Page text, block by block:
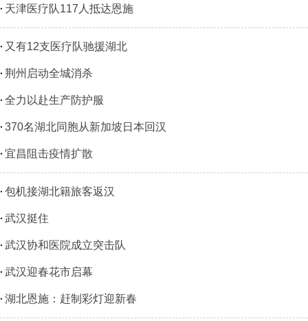
天津医疗队117人抵达恩施
又有12支医疗队驰援湖北
荆州启动全城消杀
全力以赴生产防护服
370名湖北同胞从新加坡日本回汉
宜昌阻击疫情扩散
包机接湖北籍旅客返汉
武汉挺住
武汉协和医院成立突击队
武汉迎春花市启幕
湖北恩施：赶制彩灯迎新春